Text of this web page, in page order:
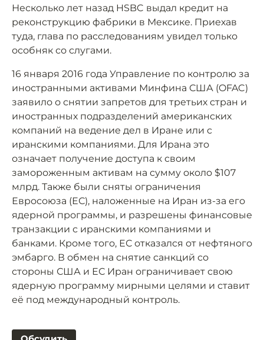
Несколько лет назад HSBC выдал кредит на
реконструкцию фабрики в Мексике. Приехав
туда, глава по расследованиям увидел только
особняк со слугами.
16 января 2016 года Управление по контролю за
иностранными активами Минфина США (OFAC)
заявило о снятии запретов для третьих стран и
иностранных подразделений американских
компаний на ведение дел в Иране или с
иранскими компаниями. Для Ирана это
означает получение доступа к своим
замороженным активам на сумму около $107
млрд. Также были сняты ограничения
Евросоюза (ЕС), наложенные на Иран из-за его
ядерной программы, и разрешены финансовые
транзакции с иранскими компаниями и
банками. Кроме того, ЕС отказался от нефтяного
эмбарго. В обмен на снятие санкций со
стороны США и ЕС Иран ограничивает свою
ядерную программу мирными целями и ставит
её под международный контроль.